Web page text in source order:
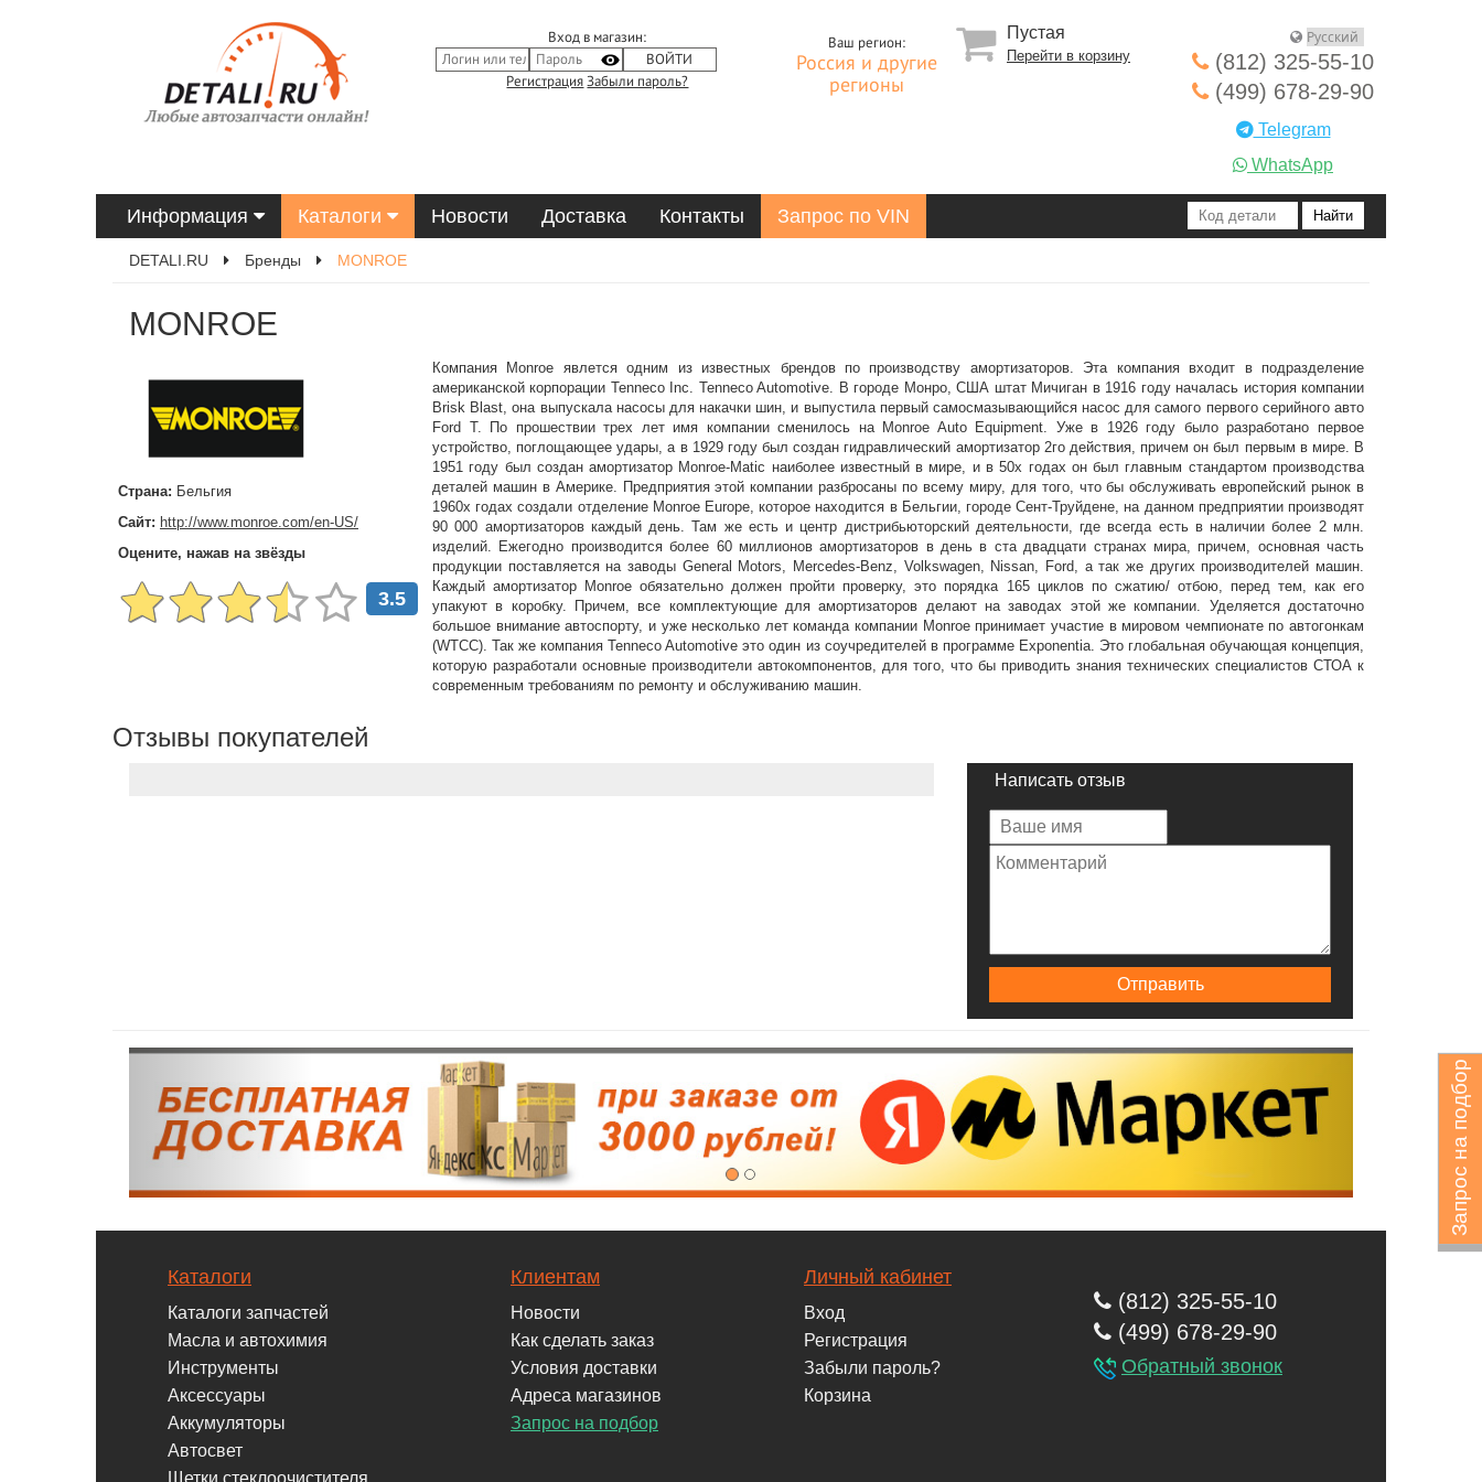
Запрос на подбор
Вход в магазин:
Регистрация Забыли пароль?
Ваш регион:
Россия и другие
регионы
Пустая
Перейти в корзину
(812) 325-55-10
(499) 678-29-90
Telegram
WhatsApp
Информация Каталоги Новости Доставка Контакты Запрос по VIN
DETALI.RU Бренды MONROE
MONROE
Страна: Бельгия
Сайт: http://www.monroe.com/en-US/
Оцените, нажав на звёзды
3.5
Компания Monroe явлется одним из известных брендов по производству амортизаторов. Эта компания входит в подразделение
американской корпорации Tenneco Inc. Tenneco Automotive. В городе Монро, США штат Мичиган в 1916 году началась история компании
Brisk Blast, она выпускала насосы для накачки шин, и выпустила первый самосмазывающийся насос для самого первого серийного авто
Ford Т. По прошествии трех лет имя компании сменилось на Monroe Auto Equipment. Уже в 1926 году было разработано первое
устройство, поглощающее удары, а в 1929 году был создан гидравлический амортизатор 2го действия, причем он был первым в мире. В
1951 году был создан амортизатор Monroe-Matic наиболее известный в мире, и в 50х годах он был главным стандартом производства
деталей машин в Америке. Предприятия этой компании разбросаны по всему миру, для того, что бы обслуживать европейский рынок в
1960х годах создали отделение Monroe Europe, которое находится в Бельгии, городе Сент-Труйдене, на данном предприятии производят
90 000 амортизаторов каждый день. Там же есть и центр дистрибьюторский деятельности, где всегда есть в наличии более 2 млн.
изделий. Ежегодно производится более 60 миллионов амортизаторов в день в ста двадцати странах мира, причем, основная часть
продукции поставляется на заводы General Motors, Mercedes-Benz, Volkswagen, Nissan, Ford, а так же других производителей машин.
Каждый амортизатор Monroe обязательно должен пройти проверку, это порядка 165 циклов по сжатию/ отбою, перед тем, как его
упакуют в коробку. Причем, все комплектующие для амортизаторов делают на заводах этой же компании. Уделяется достаточно
большое внимание автоспорту, и уже несколько лет команда компании Monroe принимает участие в мировом чемпионате по автогонкам
(WTCC). Так же компания Tenneco Automotive это один из соучредителей в программе Exponentia. Это глобальная обучающая концепция,
которую разработали основные производители автокомпонентов, для того, что бы приводить знания технических специалистов СТОА к
современным требованиям по ремонту и обслуживанию машин.
Отзывы покупателей
Написать отзыв
Каталоги
Каталоги запчастей
Масла и автохимия
Инструменты
Аксессуары
Аккумуляторы
Автосвет
Клиентам
Новости
Как сделать заказ
Условия доставки
Адреса магазинов
Запрос на подбор
Личный кабинет
Вход
Регистрация
Забыли пароль?
Корзина
(812) 325-55-10
(499) 678-29-90
Обратный звонок